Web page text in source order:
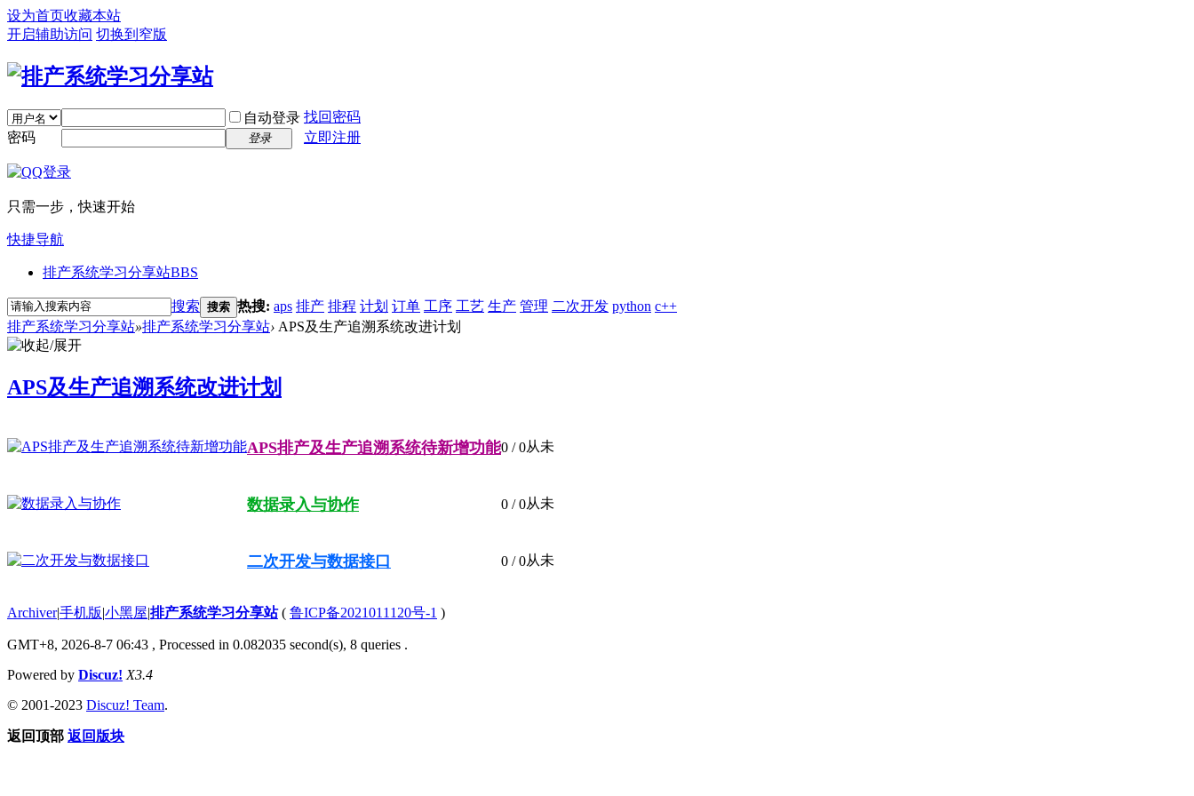
设为首页收藏本站
开启辅助访问 切换到窄版
自动登录 找回密码
密码
登录 立即注册
只需一步，快速开始
快捷导航
排产系统学习分享站BBS
搜索 搜索 热搜: aps 排产 排程 计划 订单 工序 工艺 生产 管理 二次开发 python c++
排产系统学习分享站»排产系统学习分享站› APS及生产追溯系统改进计划
APS及生产追溯系统改进计划
APS排产及生产追溯系统待新增功能0 / 0从未
数据录入与协作 0 / 0从未
二次开发与数据接口 0 / 0从未
Archiver|手机版|小黑屋|排产系统学习分享站( 鲁ICP备2021011120号-1 )
GMT+8, 2026-8-7 06:43 , Processed in 0.082035 second(s), 8 queries .
Powered by Discuz! X3.4
© 2001-2023 Discuz! Team.
返回顶部 返回版块